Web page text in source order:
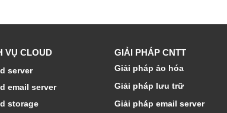
VỤ CLOUD
server
email server
storage
GIẢI PHÁP CNTT
Giải pháp ảo hóa
Giải pháp lưu trữ
Giải pháp email server